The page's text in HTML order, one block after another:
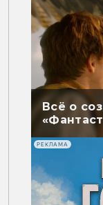
Всё о
РЕКЛАМА